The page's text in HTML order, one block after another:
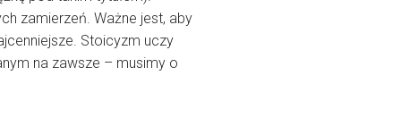
zamierzeń. Ważne jest, aby
Stoicyzm uczy
na zawsze – musimy o